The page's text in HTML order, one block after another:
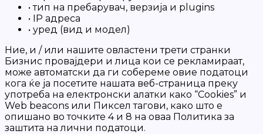
•тип на пребарувач, верзија и plugins
• IP адреса
• уред (вид и модел)
Ние, и / или нашите овластени трети странки
Бизнис провајдери и лица кои се рекламираат,
може автоматски да ги собереме овие податоци
кога ќе ја посетите нашата веб-страница преку
употреба на електронски алатки како “Cookies” и
Web beacons или Пиксел тагови, како што е
опишано во точките 4 и 8 на оваа Политика за
заштита на лични податоци.